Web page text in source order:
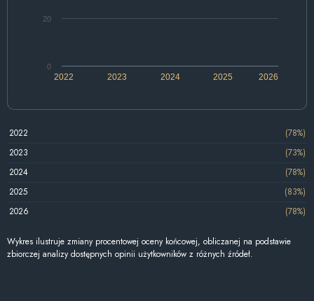
2022 2024 2026
2023 2025
0
20
2022
(78%)
2023
(73%)
2024
(78%)
2025
(83%)
2026
(78%)
Wykres ilustruje zmiany procentowej oceny końcowej, obliczanej na podstawie
zbiorczej analizy dostępnych opinii użytkowników z różnych źródeł.